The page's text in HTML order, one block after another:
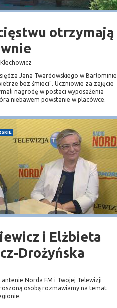
otrzymają
Jana Twardowskiego w Barłominie
bez śmieci”. Uczniowie za zajęcie
nagrodę w postaci wyposażenia
niebawem powstanie w placówce.
i Elżbieta
Drożyńska
Norda FM i Twojej Telewizji
osobą rozmawiamy na temat